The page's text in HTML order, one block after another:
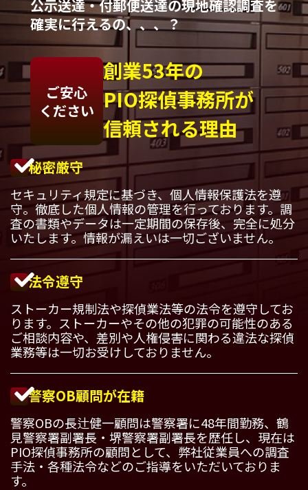
公示送達・付郵便送達の現地確認調査を
確実に行えるの、、、？
ご安心
ください
創業53年の
PIO探偵事務所が
信頼される理由
秘密厳守
セキュリティ規定に基づき、個人情報保護法を遵
守。徹底した個人情報の管理を行っております。調
査の書類やデータは一定期間の保存後、完全に処分
いたします。情報が漏えいは一切ございません。
法令遵守
ストーカー規制法や探偵業法等の法令を遵守してお
ります。ストーカーやその他の犯罪の可能性のある
ご相談内容や、差別や人権侵害に関わる違法な探偵
業務等は一切お受けしておりません。
警察OB顧問が在籍
警察OBの長辻健一顧問は警察署に48年間勤務、鶴
見警察署副署長・堺警察署副署長を歴任し、現在は
PIO探偵事務所の顧問として、弊社従業員への調査
手法・各種法令などのご指導をいただいておりま
す。